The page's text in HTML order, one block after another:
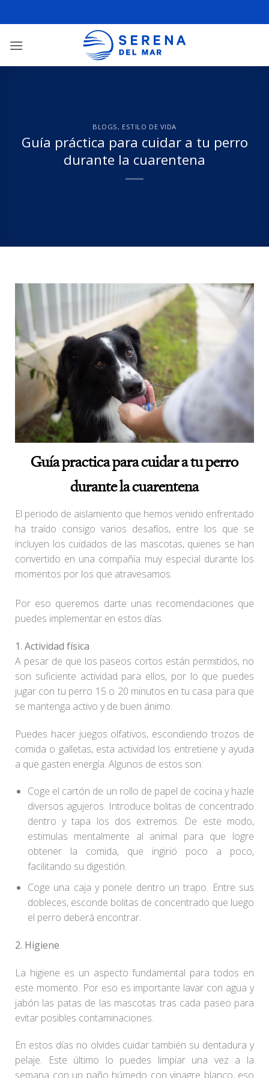
BLOGS, ESTILO DE VIDA
Guía práctica para cuidar a tu perro
durante la cuarentena
Guía practica para cuidar a tu perro
durante la cuarentena
El periodo de aislamiento que hemos venido enfrentado
ha traído consigo varios desafíos, entre los que se
incluyen los cuidados de las mascotas, quienes se han
convertido en una compañía muy especial durante los
momentos por los que atravesamos.
Por eso queremos darte unas recomendaciones que
puedes implementar en estos días.
1. Actividad física
A pesar de que los paseos cortos están permitidos, no
son suficiente actividad para ellos, por lo que puedes
jugar con tu perro 15 o 20 minutos en tu casa para que
se mantenga activo y de buen ánimo.
Puedes hacer juegos olfativos, escondiendo trozos de
comida o galletas, esta actividad los entretiene y ayuda
a que gasten energía. Algunos de estos son:
Coge el cartón de un rollo de papel de cocina y hazle
diversos agujeros. Introduce bolitas de concentrado
dentro y tapa los dos extremos. De este modo,
estimulas mentalmente al animal para que logre
obtener la comida, que ingirió poco a poco,
facilitando su digestión.
Coge una caja y ponele dentro un trapo. Entre sus
dobleces, esconde bolitas de concentrado que luego
el perro deberá encontrar.
2. Higiene
La higiene es un aspecto fundamental para todos en
este momento. Por eso es importante lavar con agua y
jabón las patas de las mascotas tras cada paseo para
evitar posibles contaminaciones.
En estos días no olvides cuidar también su dentadura y
pelaje. Este último lo puedes limpiar una vez a la
semana con un paño húmedo con vinagre blanco, eso